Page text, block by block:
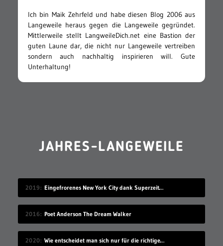
Ich bin Maik Zehrfeld und habe diesen Blog 2006 aus
Langeweile heraus gegen die Langeweile gegründet.
Mittlerweile stellt LangweileDich.net eine Bastion der
guten Laune dar, die nicht nur Langeweile vertreiben
sondern auch nachhaltig inspirieren will. Gute
Unterhaltung!
JAHRES-LANGEWEILE
2019 Eingefrorenes New York City dank Superzeitlupe
2016 Poet Anderson The Dream Walker
2020 Wie entscheidet man sich nur für die richtige Idee?